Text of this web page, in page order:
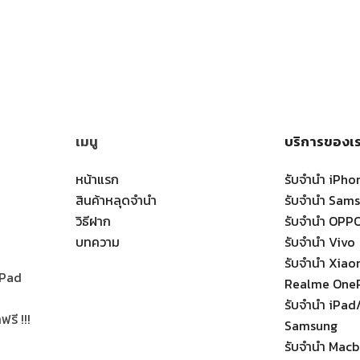
รี !!!
เมนู
หน้าแรก
สินค้าหลุดจำนำ
วิธีฝาก
บทความ
บริการของเ
รับจำนำ
รับจำนำ
รับจำนำ
รับจำนำ Vivo
รับจำนำ
Realme
รับจำนำ
Samsung
รับจำนำ